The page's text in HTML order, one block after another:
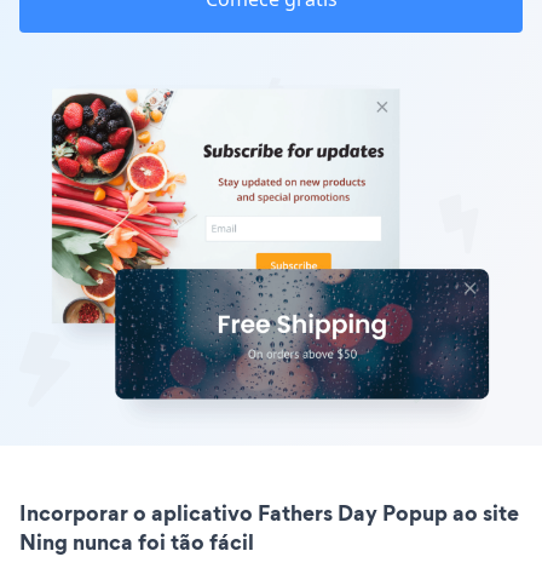
Incorporar o aplicativo Fathers Day Popup ao site
Ning nunca foi tão fácil